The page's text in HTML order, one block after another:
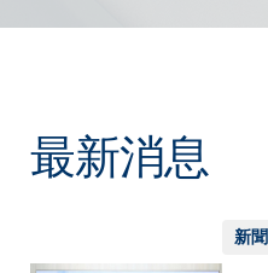
最新消息
新聞